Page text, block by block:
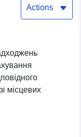
Actions
місцевих